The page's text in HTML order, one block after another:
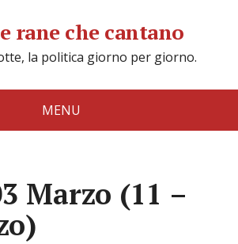
rane che cantano
la politica giorno per giorno.
MENU
Marzo (11 –